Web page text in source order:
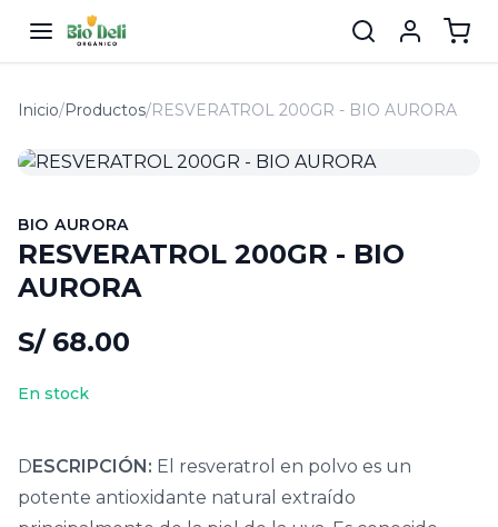
Inicio/Productos/RESVERATROL 200GR - BIO AURORA
BIO AURORA
RESVERATROL 200GR - BIO
AURORA
S/ 68.00
En stock
DESCRIPCIÓN: El resveratrol en polvo es un
potente antioxidante natural extraído